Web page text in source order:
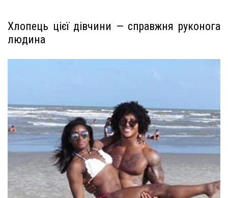
Хлопець цієї дівчини — справжня руконога
людина